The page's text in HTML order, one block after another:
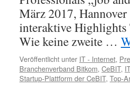
März 2017,
interaktive Highlights
Wie keine zweite …
Veröffentlicht unter IT - Internet,
Branchenverband Bitkom, CeBIT,
Startup-Plattform der CeBIT, Top-